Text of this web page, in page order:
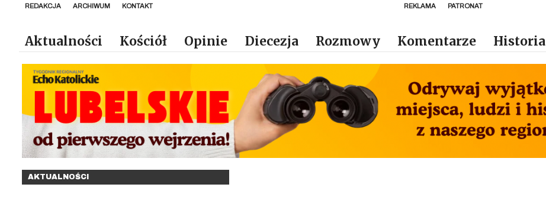
REDAKCJA ARCHIWUM KONTAKT REKLAMA PATRONAT
Aktualności Kościół Opinie Diecezja Rozmowy Komentarze Historia
AKTUALNOŚCI